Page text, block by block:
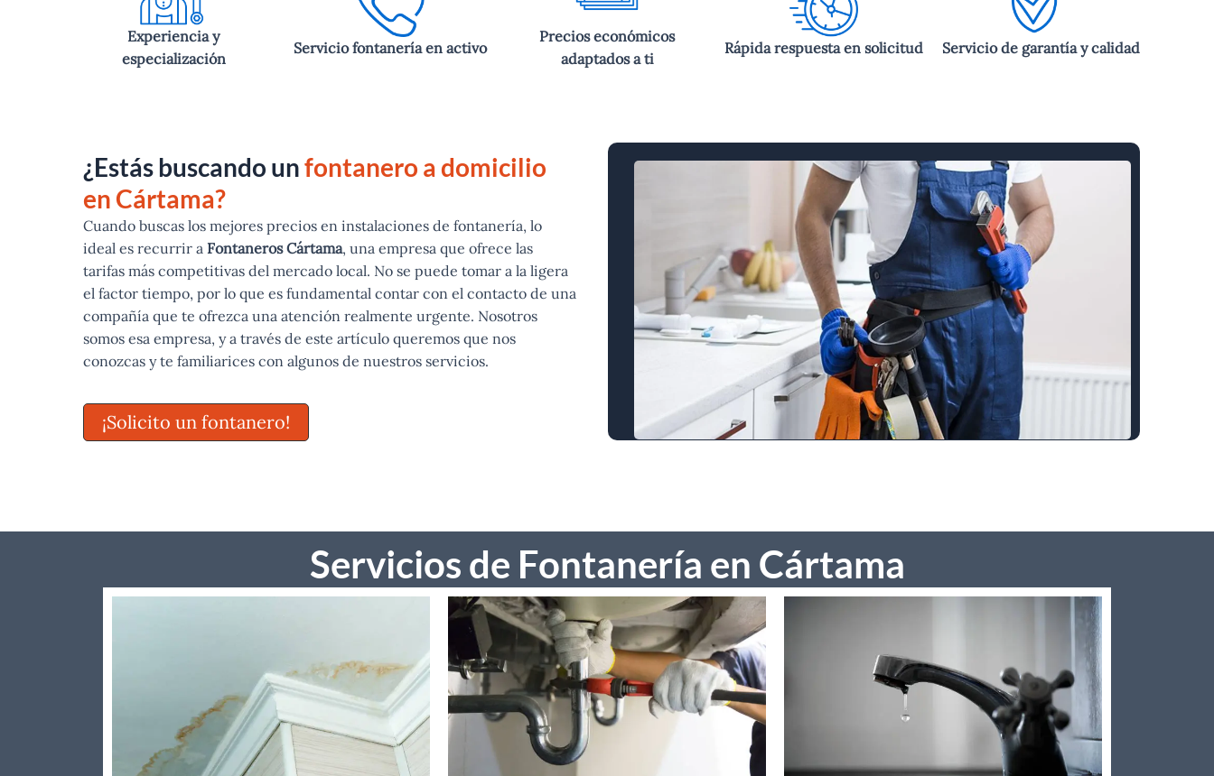
Experiencia y
especialización
Servicio fontanería en activo
Precios económicos
adaptados a ti
Rápida respuesta en solicitud Servicio de garantía y calidad
¿Estás buscando unfontanero a domicilio
en Cártama?
Cuando buscas los mejores precios en instalaciones de fontanería, lo
ideal es recurrir a Fontaneros Cártama, una empresa que ofrece las
tarifas más competitivas del mercado local. No se puede tomar a la ligera
el factor tiempo, por lo que es fundamental contar con el contacto de una
compañía que te ofrezca una atención realmente urgente. Nosotros
somos esa empresa, y a través de este artículo queremos que nos
conozcas y te familiarices con algunos de nuestros servicios.
¡Solicito un fontanero!
Servicios de Fontanería en Cártama